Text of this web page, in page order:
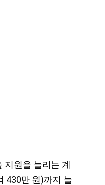
지원을 늘리는 계
430만 원)까지 늘